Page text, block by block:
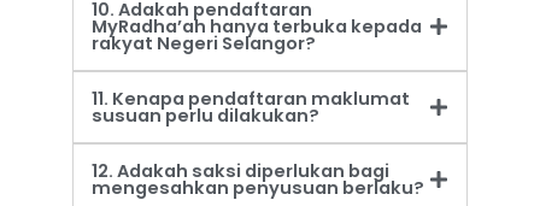
10. Adakah pendaftaran
MyRadha’ah hanya terbuka kepada
rakyat Negeri Selangor?
11. Kenapa pendaftaran maklumat
susuan perlu dilakukan?
12. Adakah saksi diperlukan bagi
mengesahkan penyusuan berlaku?